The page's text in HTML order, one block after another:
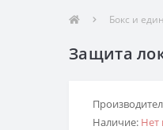
Бокс и
Защита
Наличие: Нет